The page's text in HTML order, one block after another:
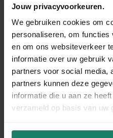
Jouw privacyvoorkeuren.
We gebruiken cookies om
personaliseren, om
en om ons websiteverkeer
informatie over uw gebruik
partners voor social media,
partners kunnen deze
informatie die u aan ze
verzameld op basis van uw